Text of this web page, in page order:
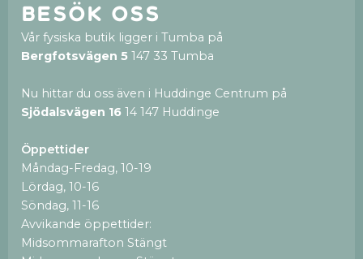
Besök oss
Vår fysiska butik ligger i Tumba på
Bergfotsvägen 5 147 33 Tumba
Nu hittar du oss även i Huddinge Centrum på
Sjödalsvägen 16 14 147 Huddinge
Öppettider
Måndag-Fredag, 10-19
Lördag, 10-16
Söndag, 11-16
Avvikande öppettider:
Midsommarafton Stängt